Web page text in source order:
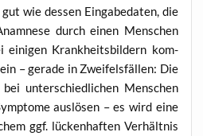
wie des­sen Ein­ga­be­da­ten, die
durch einen Men­schen
eini­gen Krank­heits­bil­dern kom­
– gera­de in Zwei­fels­fäl­len: Die
unter­schied­li­chen Men­schen
aus­lö­sen – es wird eine
ggf. lücken­haf­ten Ver­hält­nis